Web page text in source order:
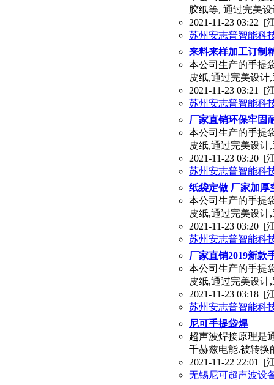
胶纸等, 通过完美
2021-11-23 03:22 [
苏州安志普智能科
来料来样加工订制
本公司生产的手提
皮纸,通过完美设计
2021-11-23 03:21 [
苏州安志普智能科
厂家直销环保牢固
本公司生产的手提
皮纸,通过完美设计
2021-11-23 03:20 [
苏州安志普智能科
纸袋定做 厂家加厚
本公司生产的手提
皮纸,通过完美设计
2021-11-23 03:20 [
苏州安志普智能科
厂家直销2019新款
本公司生产的手提
皮纸,通过完美设计
2021-11-23 03:18 [
苏州安志普智能科
尼可手提袋焊
超声波焊接原理是
千赫兹电能.被转换
2021-11-22 22:01 [
无锡尼可超声波设